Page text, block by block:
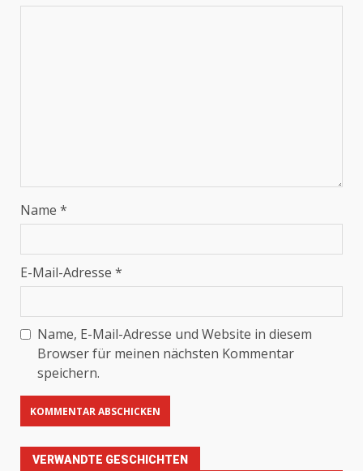
Name *
E-Mail-Adresse *
Name, E-Mail-Adresse und Website in diesem
Browser für meinen nächsten Kommentar
speichern.
VERWANDTE GESCHICHTEN